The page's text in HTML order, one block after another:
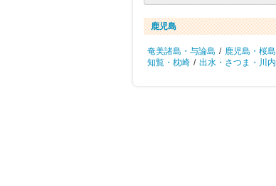
鹿児島
奄美諸島・与論島 / 鹿児島・桜島
知覧・枕崎 / 出水・さつま・川内